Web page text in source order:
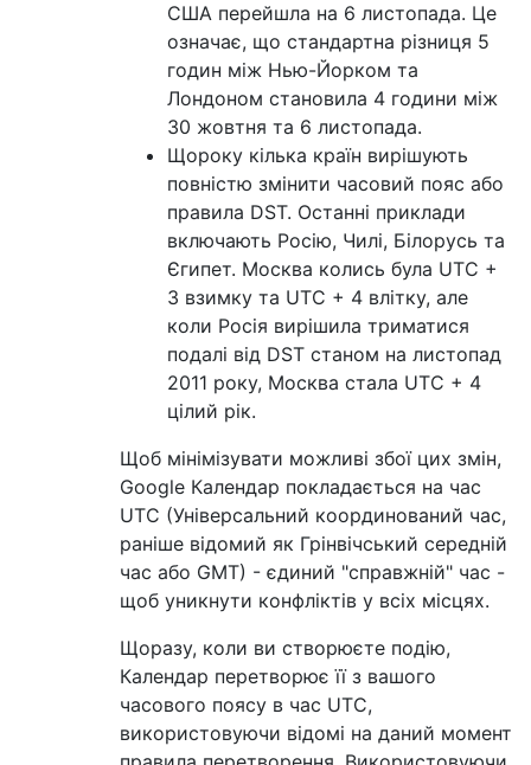
США перейшла на 6 листопада. Це
означає, що стандартна різниця 5
годин між Нью-Йорком та
Лондоном становила 4 години між
30 жовтня та 6 листопада.
Щороку кілька країн вирішують
повністю змінити часовий пояс або
правила DST. Останні приклади
включають Росію, Чилі, Білорусь та
Єгипет. Москва колись була UTC +
3 взимку та UTC + 4 влітку, але
коли Росія вирішила триматися
подалі від DST станом на листопад
2011 року, Москва стала UTC + 4
цілий рік.
Щоб мінімізувати можливі збої цих змін,
Google Календар покладається на час
UTC (Універсальний координований час,
раніше відомий як Грінвічський середній
час або GMT) - єдиний "справжній" час -
щоб уникнути конфліктів у всіх місцях.
Щоразу, коли ви створюєте подію,
Календар перетворює її з вашого
часового поясу в час UTC,
використовуючи відомі на даний момент